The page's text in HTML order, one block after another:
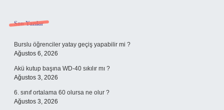
Sidebar
Son Yazılar
Burslu öğrenciler yatay geçiş yapabilir mi ?
Ağustos 6, 2026
Akü kutup başına WD-40 sıkılır mı ?
Ağustos 3, 2026
6. sınıf ortalama 60 olursa ne olur ?
Ağustos 3, 2026